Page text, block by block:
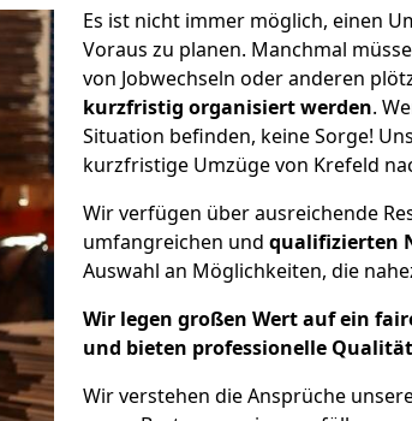
Es ist nicht immer möglich, einen
Voraus zu planen. Manchmal
von Jobwechseln oder anderen
kurzfristig organisiert werden.
Situation befinden, keine Sorge!
kurzfristige Umzüge von Krefeld
Wir verfügen über ausreichende
umfangreichen und qualifizierten
Auswahl an Möglichkeiten, die
Wir legen großen Wert auf ein
und bieten professionelle
Wir verstehen die Ansprüche